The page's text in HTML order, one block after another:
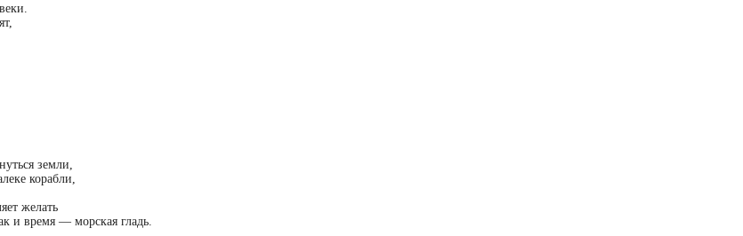
земли,
корабли,
желать
и время — морская гладь.